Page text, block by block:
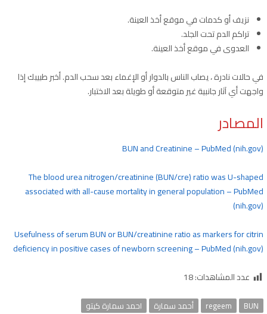
نزيف أو كدمات في موقع أخذ العينة.
تراكم الدم تحت الجلد.
العدوى في موقع أخذ العينة.
في حالات نادرة ، يصاب الناس بالدوار أو الإغماء بعد سحب الدم. أخبر طبيبك إذا
واجهت أي آثار جانبية غير متوقعة أو طويلة بعد الاختبار.
المصادر
BUN and Creatinine – PubMed (nih.gov)
The blood urea nitrogen/creatinine (BUN/cre) ratio was U-shaped
associated with all-cause mortality in general population – PubMed
(nih.gov)
Usefulness of serum BUN or BUN/creatinine ratio as markers for citrin
deficiency in positive cases of newborn screening – PubMed (nih.gov)
عدد المشاهدات:18
BUN
regeem أحمد سمارة
احمد سمارة كيتو